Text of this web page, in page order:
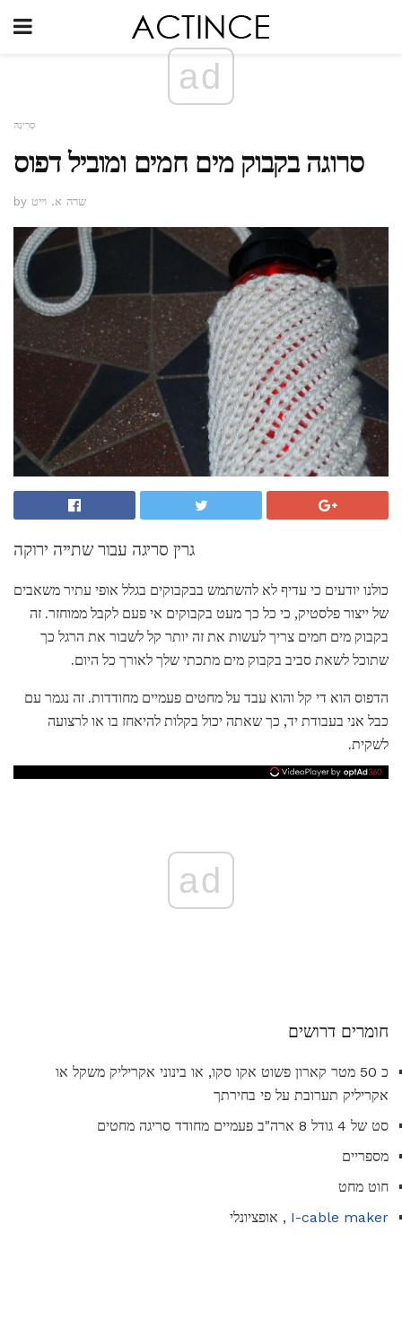
ad
סְרִיגָה
סרוגה בקבוק מים חמים ומוביל דפוס
by שרה א. וייט
גרין סריגה עבור שתייה ירוקה
כולנו יודעים כי עדיף לא להשתמש בבקבוקים בגלל אופי עתיר משאבים
של ייצור פלסטיק, כי כל כך מעט בקבוקים אי פעם לקבל ממוחזר. זה
בקבוק מים חמים צריך לעשות את זה יותר קל לשבור את הרגל כך
שתוכל לשאת סביב בקבוק מים מתכתי שלך לאורך כל היום.
הדפוס הוא די קל והוא עבד על מחטים פעמיים מחודדות. זה נגמר עם
כבל אני בעבודת יד, כך שאתה יכול בקלות להיאחז בו או לרצועה
לשקית.
ad
חומרים דרושים
כ 50 מטר קארון פשוט אקו סקו, או בינוני אקריליק משקל או
אקריליק תערובת על פי בחירתך
סט של 4 גודל 8 ארה"ב פעמיים מחודד סריגה מחטים
מספריים
חוט מחט
I-cable maker , אופציונלי